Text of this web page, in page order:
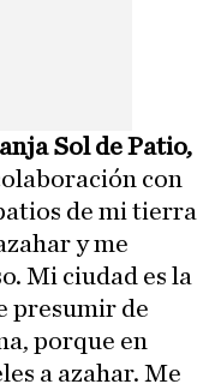
Sol de Patio,
con
de mi tierra
y me
Mi ciudad es la
presumir de
porque en
a azahar. Me